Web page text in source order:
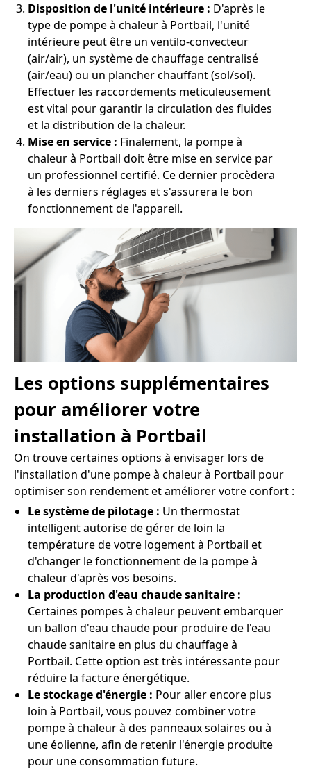
Disposition de l'unité intérieure : D'après le
type de pompe à chaleur à Portbail, l'unité
intérieure peut être un ventilo-convecteur
(air/air), un système de chauffage centralisé
(air/eau) ou un plancher chauffant (sol/sol).
Effectuer les raccordements meticuleusement
est vital pour garantir la circulation des fluides
et la distribution de la chaleur.
Mise en service : Finalement, la pompe à
chaleur à Portbail doit être mise en service par
un professionnel certifié. Ce dernier procèdera
à les derniers réglages et s'assurera le bon
fonctionnement de l'appareil.
Les options supplémentaires
pour améliorer votre
installation à Portbail
On trouve certaines options à envisager lors de
l'installation d'une pompe à chaleur à Portbail pour
optimiser son rendement et améliorer votre confort :
Le système de pilotage : Un thermostat
intelligent autorise de gérer de loin la
température de votre logement à Portbail et
d'changer le fonctionnement de la pompe à
chaleur d'après vos besoins.
La production d'eau chaude sanitaire :
Certaines pompes à chaleur peuvent embarquer
un ballon d'eau chaude pour produire de l'eau
chaude sanitaire en plus du chauffage à
Portbail. Cette option est très intéressante pour
réduire la facture énergétique.
Le stockage d'énergie : Pour aller encore plus
loin à Portbail, vous pouvez combiner votre
pompe à chaleur à des panneaux solaires ou à
une éolienne, afin de retenir l'énergie produite
pour une consommation future.